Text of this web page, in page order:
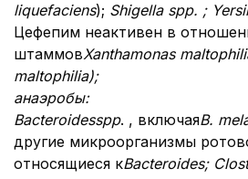
liquefaciens); Shigella ѕрр. ;
Цефепим неактивен в
штаммовXanthаmonas
maltophilia);
анаэробы:
Bacteroidessрp. , включаяB.
другие микроорганизмы
относящиеся кBacteroides;